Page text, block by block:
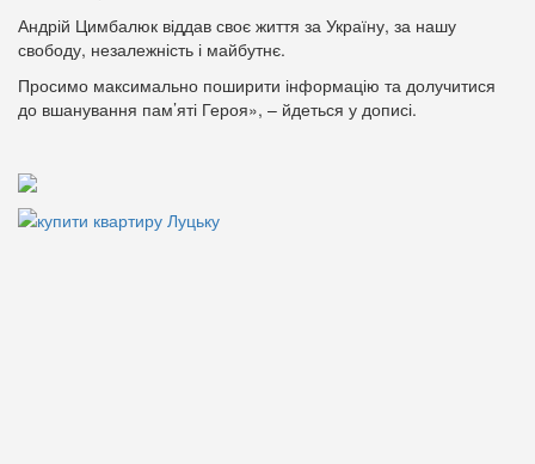
Андрій Цимбалюк віддав своє життя за Україну, за нашу
свободу, незалежність і майбутнє.
Просимо максимально поширити інформацію та долучитися
до вшанування пам’яті Героя», – йдеться у дописі.